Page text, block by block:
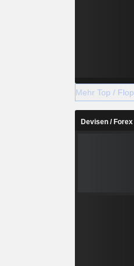
Mehr Top / Flop
Devisen / Forex